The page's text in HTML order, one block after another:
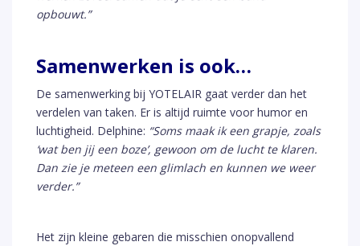
opbouwt.”
Samenwerken is ook…
De samenwerking bij YOTELAIR gaat verder dan het
verdelen van taken. Er is altijd ruimte voor humor en
luchtigheid. Delphine: “Soms maak ik een grapje, zoals
‘wat ben jij een boze’, gewoon om de lucht te klaren.
Dan zie je meteen een glimlach en kunnen we weer
verder.”
Het zijn kleine gebaren die misschien onopvallend